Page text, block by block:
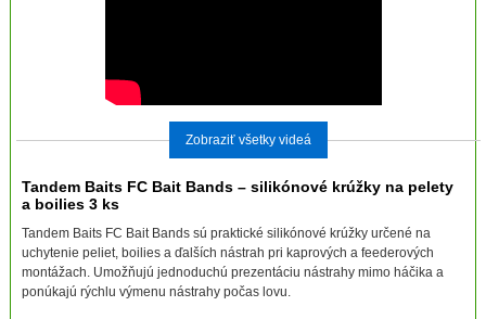
Zobraziť všetky videá
Tandem Baits FC Bait Bands – silikónové krúžky na pelety
a boilies 3 ks
Tandem Baits FC Bait Bands sú praktické silikónové krúžky určené na
uchytenie peliet, boilies a ďalších nástrah pri kaprových a feederových
montážach. Umožňujú jednoduchú prezentáciu nástrahy mimo háčika a
ponúkajú rýchlu výmenu nástrahy počas lovu.